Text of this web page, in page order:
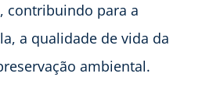
contribuindo para a
a qualidade de vida da
ambiental.